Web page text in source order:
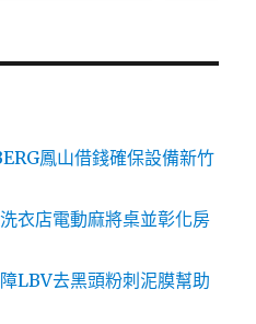
鳳山借錢確保設備新竹
衣店電動麻將桌並彰化房
LBV去黑頭粉刺泥膜幫助